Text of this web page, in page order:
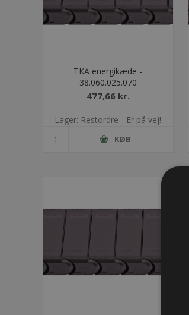
TKA energikæde -
38.060.025.070
477,66 kr.
Lager: Restordre - Er på vej!
KØB